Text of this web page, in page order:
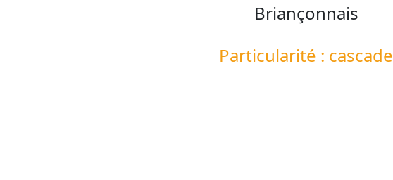
Briançonnais
Particularité : cascade